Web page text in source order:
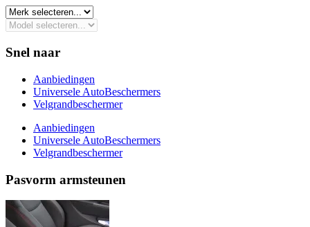
Snel naar
Aanbiedingen
Universele AutoBeschermers
Velgrandbeschermer
Aanbiedingen
Universele AutoBeschermers
Velgrandbeschermer
Pasvorm armsteunen